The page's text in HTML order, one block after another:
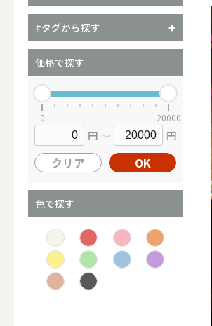
#タグから探す
価格で探す
0 20000
円 ～ 円
クリア OK
色で探す